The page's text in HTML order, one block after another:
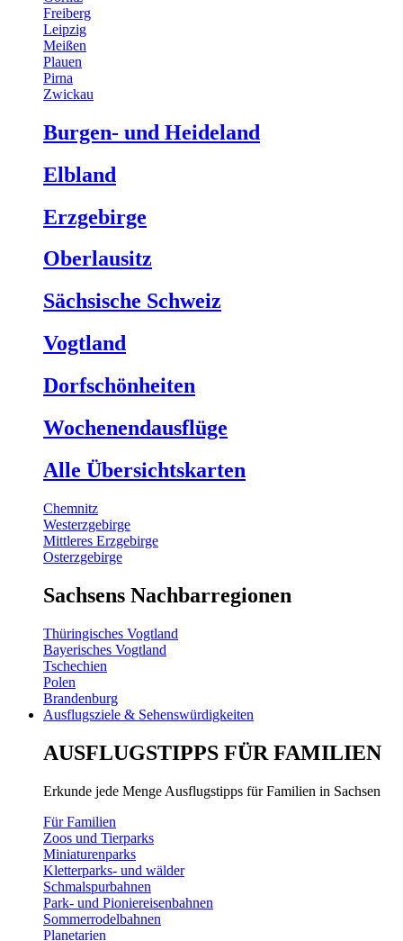
Freiberg
Leipzig
Meißen
Plauen
Pirna
Zwickau
Burgen- und Heideland
Elbland
Erzgebirge
Oberlausitz
Sächsische Schweiz
Vogtland
Dorfschönheiten
Wochenendausflüge
Alle Übersichtskarten
Chemnitz
Westerzgebirge
Mittleres Erzgebirge
Osterzgebirge
Sachsens Nachbarregionen
Thüringisches Vogtland
Bayerisches Vogtland
Tschechien
Polen
Brandenburg
Ausflugsziele & Sehenswürdigkeiten
AUSFLUGSTIPPS FÜR FAMILIEN
Erkunde jede Menge Ausflugstipps für Familien in Sachsen
Für Familien
Zoos und Tierparks
Miniaturenparks
Kletterparks- und wälder
Schmalspurbahnen
Park- und Pioniereisenbahnen
Sommerrodelbahnen
Planetarien